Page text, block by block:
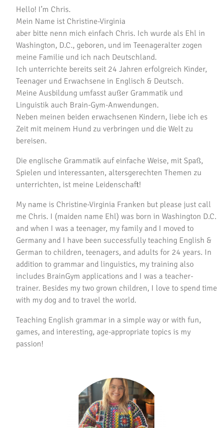
Hello! I’m Chris.
Mein Name ist Christine-Virginia
aber bitte nenn mich einfach Chris. Ich wurde als Ehl in
Washington, D.C., geboren, und im Teenageralter zogen
meine Familie und ich nach Deutschland.
Ich unterrichte bereits seit 24 Jahren erfolgreich Kinder,
Teenager und Erwachsene in Englisch & Deutsch.
Meine Ausbildung umfasst außer Grammatik und
Linguistik auch Brain-Gym-Anwendungen.
Neben meinen beiden erwachsenen Kindern, liebe ich es
Zeit mit meinem Hund zu verbringen und die Welt zu
bereisen.
Die englische Grammatik auf einfache Weise, mit Spaß,
Spielen und interessanten, altersgerechten Themen zu
unterrichten, ist meine Leidenschaft!
My name is Christine-Virginia Franken but please just call
me Chris. I (maiden name Ehl) was born in Washington D.C.
and when I was a teenager, my family and I moved to
Germany and I have been successfully teaching English &
German to children, teenagers, and adults for 24 years. In
addition to grammar and linguistics, my training also
includes BrainGym applications and I was a teacher-
trainer. Besides my two grown children, I love to spend time
with my dog and to travel the world.
Teaching English grammar in a simple way or with fun,
games, and interesting, age-appropriate topics is my
passion!